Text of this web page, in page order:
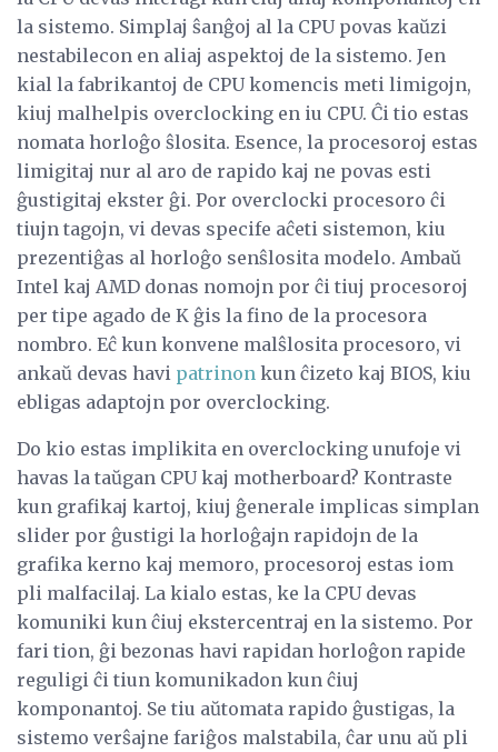
la sistemo. Simplaj ŝanĝoj al la CPU povas kaŭzi
nestabilecon en aliaj aspektoj de la sistemo. Jen
kial la fabrikantoj de CPU komencis meti limigojn,
kiuj malhelpis overclocking en iu CPU. Ĉi tio estas
nomata horloĝo ŝlosita. Esence, la procesoroj estas
limigitaj nur al aro de rapido kaj ne povas esti
ĝustigitaj ekster ĝi. Por overclocki procesoro ĉi
tiujn tagojn, vi devas specife aĉeti sistemon, kiu
prezentiĝas al horloĝo senŝlosita modelo. Ambaŭ
Intel kaj AMD donas nomojn por ĉi tiuj procesoroj
per tipe agado de K ĝis la fino de la procesora
nombro. Eĉ kun konvene malŝlosita procesoro, vi
ankaŭ devas havi patrinon kun ĉizeto kaj BIOS, kiu
ebligas adaptojn por overclocking.
Do kio estas implikita en overclocking unufoje vi
havas la taŭgan CPU kaj motherboard? Kontraste
kun grafikaj kartoj, kiuj ĝenerale implicas simplan
slider por ĝustigi la horloĝajn rapidojn de la
grafika kerno kaj memoro, procesoroj estas iom
pli malfacilaj. La kialo estas, ke la CPU devas
komuniki kun ĉiuj ekstercentraj en la sistemo. Por
fari tion, ĝi bezonas havi rapidan horloĝon rapide
reguligi ĉi tiun komunikadon kun ĉiuj
komponantoj. Se tiu aŭtomata rapido ĝustigas, la
sistemo verŝajne fariĝos malstabila, ĉar unu aŭ pli